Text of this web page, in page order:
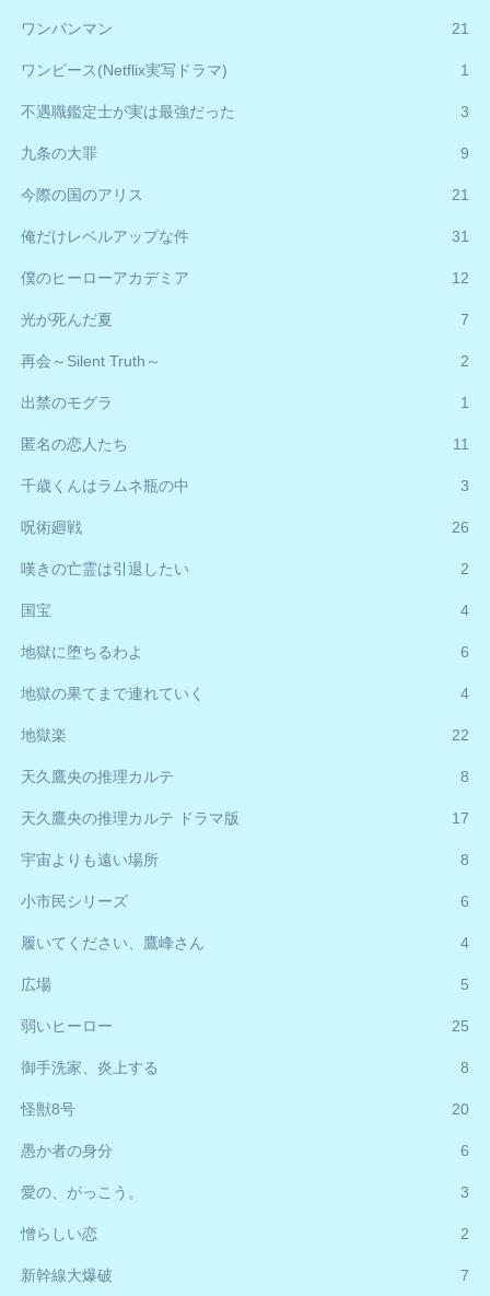
ワンパンマン 21
ワンピース(Netflix実写ドラマ) 1
不遇職鑑定士が実は最強だった 3
九条の大罪 9
今際の国のアリス 21
俺だけレベルアップな件 31
僕のヒーローアカデミア 12
光が死んだ夏 7
再会～Silent Truth～ 2
出禁のモグラ 1
匿名の恋人たち 11
千歳くんはラムネ瓶の中 3
呪術廻戦 26
嘆きの亡霊は引退したい 2
国宝 4
地獄に堕ちるわよ 6
地獄の果てまで連れていく 4
地獄楽 22
天久鷹央の推理カルテ 8
天久鷹央の推理カルテ ドラマ版 17
宇宙よりも遠い場所 8
小市民シリーズ 6
履いてください、鷹峰さん 4
広場 5
弱いヒーロー 25
御手洗家、炎上する 8
怪獣8号 20
愚か者の身分 6
愛の、がっこう。 3
憎らしい恋 2
新幹線大爆破 7